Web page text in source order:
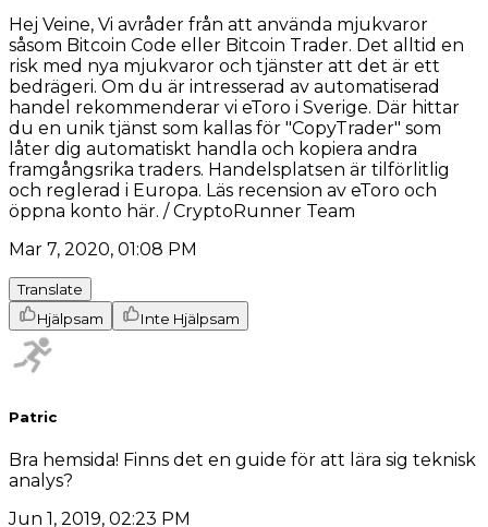
Hej Veine, Vi avråder från att använda mjukvaror
såsom Bitcoin Code eller Bitcoin Trader. Det alltid en
risk med nya mjukvaror och tjänster att det är ett
bedrägeri. Om du är intresserad av automatiserad
handel rekommenderar vi eToro i Sverige. Där hittar
du en unik tjänst som kallas för "CopyTrader" som
låter dig automatiskt handla och kopiera andra
framgångsrika traders. Handelsplatsen är tilförlitlig
och reglerad i Europa. Läs recension av eToro och
öppna konto här. / CryptoRunner Team
Mar 7, 2020, 01:08 PM
Translate
Hjälpsam
Inte Hjälpsam
Patric
Bra hemsida! Finns det en guide för att lära sig teknisk
analys?
Jun 1, 2019, 02:23 PM